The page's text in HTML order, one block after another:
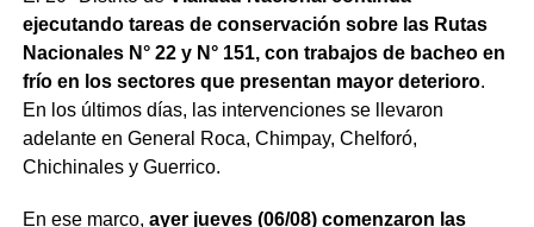
ejecutando tareas de conservación sobre las Rutas
Nacionales N° 22 y N° 151, con trabajos de bacheo en
frío en los sectores que presentan mayor deterioro.
En los últimos días, las intervenciones se llevaron
adelante en General Roca, Chimpay, Chelforó,
Chichinales y Guerrico.
En ese marco, ayer jueves (06/08) comenzaron las